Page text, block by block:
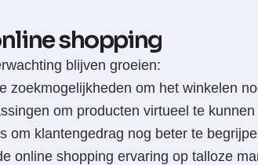
shopping
blijven groeien:
zoekmogelijkheden om het winkelen
om producten virtueel te
om klantengedrag nog beter te
online shopping ervaring op talloze